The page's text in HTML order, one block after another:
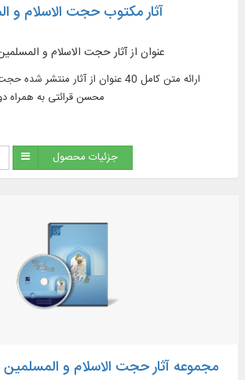
آثار مکتوب حجت الاسلام و
40 عنوان از آثار حجت الاسلام و
ارائه متن کامل 40 عنوان از آثار
محسن قرائتی به همراه
جزئیات محصول
مجموعه آثار حجت الاسلام و المسلمین